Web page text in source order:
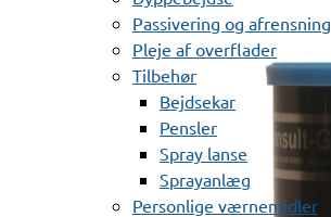
Passivering og afrensning
Pleje af overflader
Tilbehør
Bejdsekar
Pensler
Spray lanse
Sprayanlæg
Personlige værnemidler